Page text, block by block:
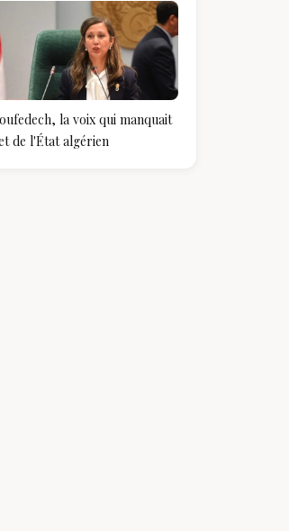
la voix qui manquait
de l'État algérien